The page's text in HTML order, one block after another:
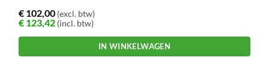
€ 102,00 (excl. btw)
€ 123,42 (incl. btw)
IN WINKELWAGEN